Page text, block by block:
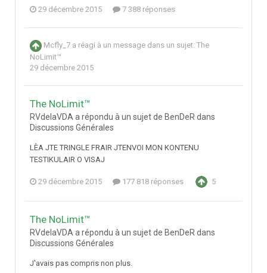
29 décembre 2015 7 388 réponses
Mcfly_7 a réagi à un message dans un sujet: The
NoLimit™
29 décembre 2015
The NoLimit™
RVdelaVDA a répondu à un sujet de BenDeR dans
Discussions Générales
LÈA JTE TRINGLE FRAIR JTENVOI MON KONTENU
TESTIKULAIR O VISAJ
29 décembre 2015 177 818 réponses 5
The NoLimit™
RVdelaVDA a répondu à un sujet de BenDeR dans
Discussions Générales
J'avais pas compris non plus.